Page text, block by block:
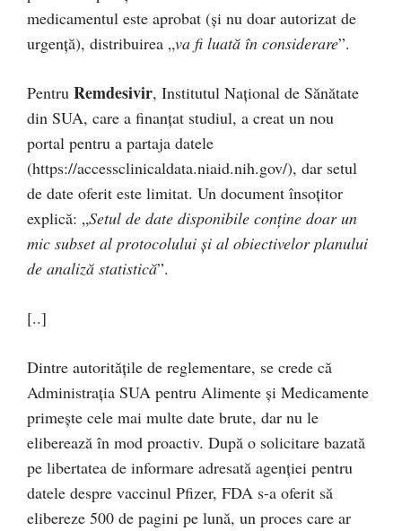
medicamentul este aprobat (și nu doar autorizat de
urgență), distribuirea „va fi luată în considerare”.
Pentru Remdesivir, Institutul Național de Sănătate
din SUA, care a finanțat studiul, a creat un nou
portal pentru a partaja datele
(https://accessclinicaldata.niaid.nih.gov/), dar setul
de date oferit este limitat. Un document însoțitor
explică: „Setul de date disponibile conține doar un
mic subset al protocolului și al obiectivelor planului
de analiză statistică”.
[..]
Dintre autoritățile de reglementare, se crede că
Administrația SUA pentru Alimente și Medicamente
primește cele mai multe date brute, dar nu le
eliberează în mod proactiv. După o solicitare bazată
pe libertatea de informare adresată agenției pentru
datele despre vaccinul Pfizer, FDA s-a oferit să
elibereze 500 de pagini pe lună, un proces care ar